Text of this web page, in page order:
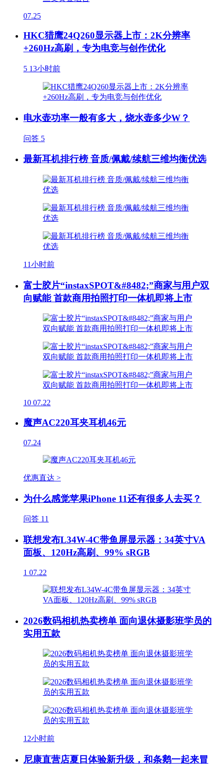
07.25
HKC猎鹰24Q260显示器上市：2K分辨率
+260Hz高刷，专为电竞与创作优化
5 13小时前
电水壶功率一般有多大，烧水壶多少W？
问答 5
最新耳机排行榜 音质/佩戴/续航三维均衡优选
11小时前
富士胶片“instaxSPOT&#8482;”商家与用户双
向赋能 首款商用拍照打印一体机即将上市
10 07.22
魔声AC220耳夹耳机46元
07.24
优惠直达 >
为什么感觉苹果iPhone 11还有很多人去买？
问答 11
联想发布L34W-4C带鱼屏显示器：34英寸VA
面板、120Hz高刷、99% sRGB
1 07.22
2026数码相机热卖榜单 面向退休摄影班学员的
实用五款
12小时前
尼康直营店夏日体验新升级，和条鹅一起来冒